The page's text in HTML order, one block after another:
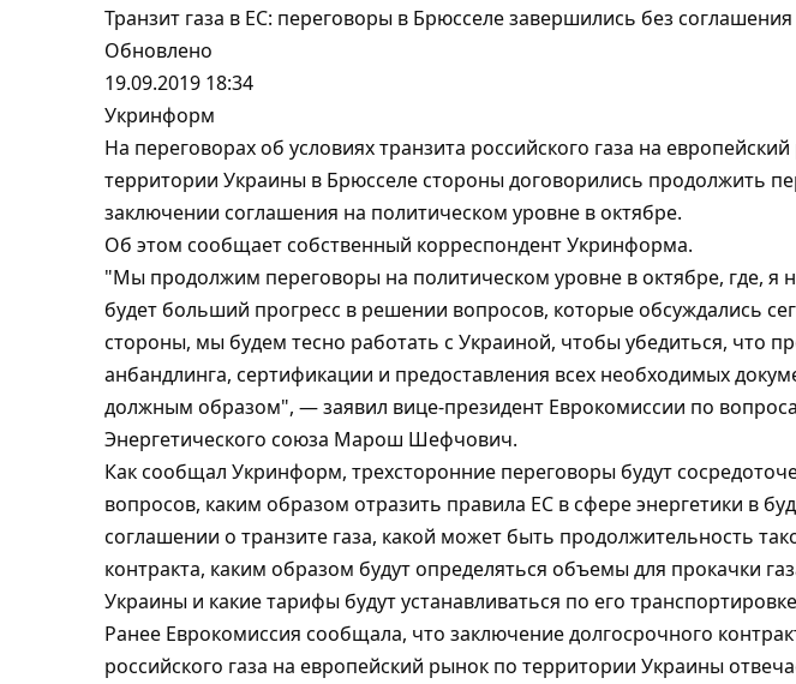
Транзит газа в ЕС: переговоры в Брюсселе завершились без соглашения
Обновлено
19.09.2019 18:34
Укринформ
На переговорах об условиях транзита российского газа на
территории Украины в Брюсселе стороны договорились продолжить
заключении соглашения на политическом уровне в октябре.
Об этом сообщает собственный корреспондент Укринформа.
"Мы продолжим переговоры на политическом уровне в октябре, где, я
будет больший прогресс в решении вопросов, которые обсуждались
стороны, мы будем тесно работать с Украиной, чтобы убедиться, что
анбандлинга, сертификации и предоставления всех необходимых
должным образом", — заявил вице-президент Еврокомиссии по
Энергетического союза Марош Шефчович.
Как сообщал Укринформ, трехсторонние переговоры будут
вопросов, каким образом отразить правила ЕС в сфере энергетики в
соглашении о транзите газа, какой может быть продолжительность
контракта, каким образом будут определяться объемы для прокачки
Украины и какие тарифы будут устанавливаться по его
Ранее Еврокомиссия сообщала, что заключение долгосрочного
российского газа на европейский рынок по территории Украины